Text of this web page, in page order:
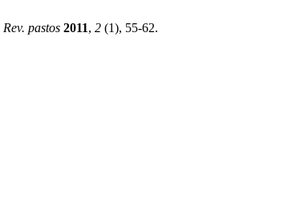
Rev. pastos 2011, 2 (1), 55-62.